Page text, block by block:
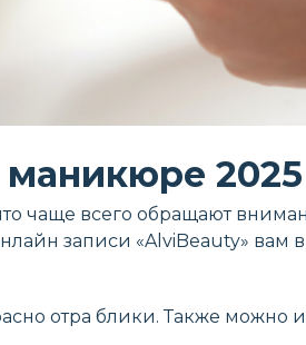
2025
чаще всего обращают
записи «AlviBeauty» вам в
отра блики. Также можно